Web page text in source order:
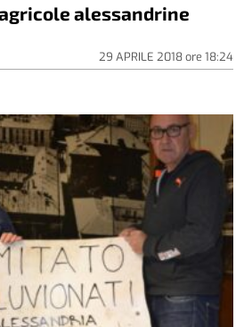
alessandrine
29 APRILE 2018ore 18:24